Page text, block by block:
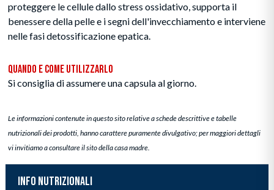
proteggere le cellule dallo stress ossidativo, supporta il
benessere della pelle e i segni dell'invecchiamento e interviene
nelle fasi detossificazione epatica.
Quando e Come Utilizzarlo
Si consiglia di assumere una capsula al giorno.
Le informazioni contenute in questo sito relative a schede descrittive e tabelle
nutrizionali dei prodotti, hanno carattere puramente divulgativo; per maggiori dettagli
vi invitiamo a consultare il sito della casa madre.
INFO NUTRIZIONALI